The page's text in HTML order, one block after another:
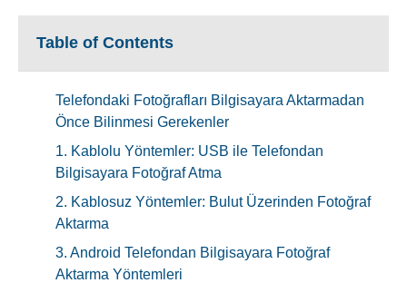
Table of Contents
Telefondaki Fotoğrafları Bilgisayara Aktarmadan
Önce Bilinmesi Gerekenler
1. Kablolu Yöntemler: USB ile Telefondan
Bilgisayara Fotoğraf Atma
2. Kablosuz Yöntemler: Bulut Üzerinden Fotoğraf
Aktarma
3. Android Telefondan Bilgisayara Fotoğraf
Aktarma Yöntemleri